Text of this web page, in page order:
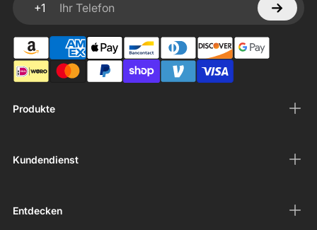
Produkte
Kundendienst
Entdecken
+1
Ihr Telefon